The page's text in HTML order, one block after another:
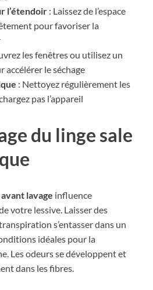
l’étendoir : Laissez de l’espace
pour favoriser la
les fenêtres ou utilisez un
le séchage
: Nettoyez régulièrement les
pas l’appareil
du linge sale
lavage influence
votre lessive. Laisser des
s’entasser dans un
idéales pour la
Les odeurs se développent et
dans les fibres.